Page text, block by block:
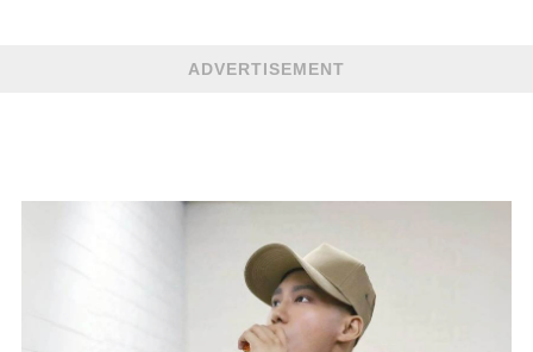
ADVERTISEMENT